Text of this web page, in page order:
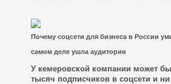
Почему соцсети для бизнеса в России
самом деле ушла аудитория
У кемеровской компании может
тысяч подписчиков в соцсети и